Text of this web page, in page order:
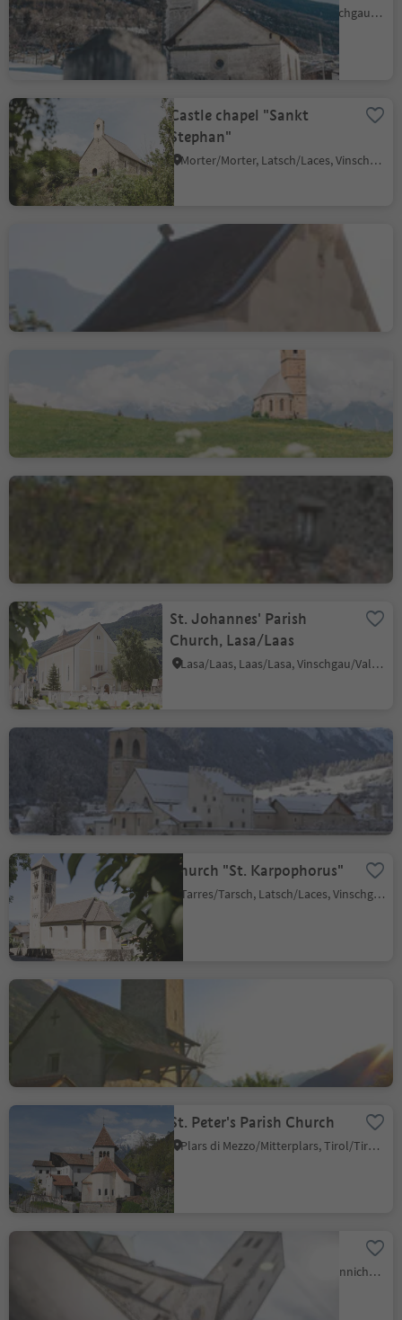
Malles/Mals, Mals/Malles, Vinschgau/Val Venosta
Castle chapel "Sankt
Stephan"
Morter/Morter, Latsch/Laces, Vinschgau/Val Venosta
Church of Santa
St. Kathrein church
medieval town in South
St. Johannes' Parish
Church, Lasa/Laas
Lasa/Laas, Laas/Lasa, Vinschgau/Val Venosta
Müstair
Tubre/Taufers i. M., Taufers im Münstertal/Tubre, Vinschgau/Val Venosta
Church "St. Karpophorus"
Tarres/Tarsch, Latsch/Laces, Vinschgau/Val Venosta
St. Peter's Parish Church
Plars di Mezzo/Mitterplars, Tirol/Tirolo, Meran/Merano and environs
Collegiate Church
Prato alla Drava/Winnebach, Innichen/San Candido, Dolomites Region 3 Zinnen